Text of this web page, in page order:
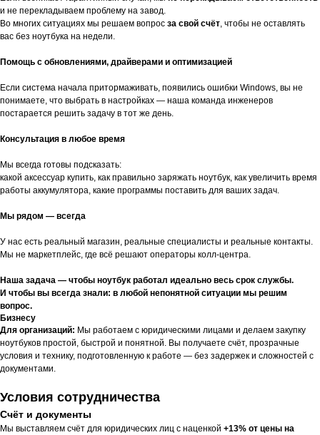
и не перекладываем проблему на завод.
Во многих ситуациях мы решаем вопрос за свой счёт, чтобы не оставлять
вас без ноутбука на недели.
Помощь с обновлениями, драйверами и оптимизацией
Если система начала притормаживать, появились ошибки Windows, вы не
понимаете, что выбрать в настройках — наша команда инженеров
постарается решить задачу в тот же день.
Консультация в любое время
Мы всегда готовы подсказать:
какой аксессуар купить, как правильно заряжать ноутбук, как увеличить время
работы аккумулятора, какие программы поставить для ваших задач.
Мы рядом — всегда
У нас есть реальный магазин, реальные специалисты и реальные контакты.
Мы не маркетплейс, где всё решают операторы колл-центра.
Наша задача — чтобы ноутбук работал идеально весь срок службы.
И чтобы вы всегда знали: в любой непонятной ситуации мы решим
вопрос.
Бизнесу
Для организаций: Мы работаем с юридическими лицами и делаем закупку
ноутбуков простой, быстрой и понятной. Вы получаете счёт, прозрачные
условия и технику, подготовленную к работе — без задержек и сложностей с
документами.
Условия сотрудничества
Счёт и документы
Мы выставляем счёт для юридических лиц с наценкой +13% от цены на